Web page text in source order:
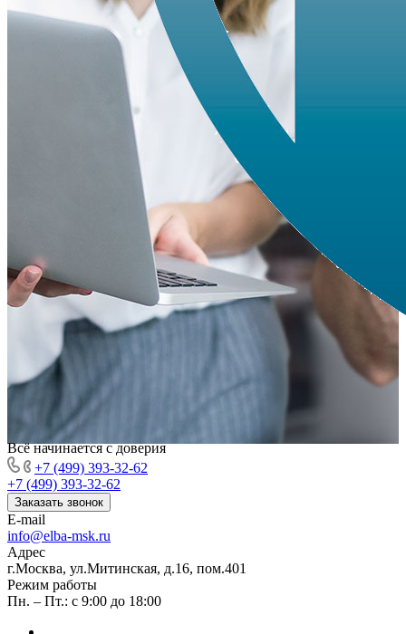
Всё начинается с доверия
+7 (499) 393-32-62
+7 (499) 393-32-62
Заказать звонок
E-mail
info@elba-msk.ru
Адрес
г.Москва, ул.Митинская, д.16, пом.401
Режим работы
Пн. – Пт.: с 9:00 до 18:00